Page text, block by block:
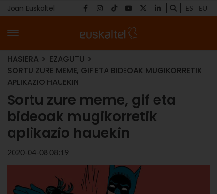
Joan Euskaltel ES EU
HASIERA
EZAGUTU
SORTU ZURE MEME, GIF ETA BIDEOAK MUGIKORRETIK
APLIKAZIO HAUEKIN
Sortu zure meme, gif eta
bideoak mugikorretik
aplikazio hauekin
2020-04-08 08:19